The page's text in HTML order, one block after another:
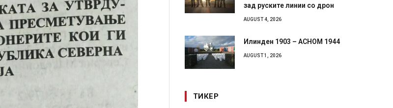
зад руските линии со дрон
AUGUST 4, 2026
Илинден 1903 – АСНОМ 1944
AUGUST 1, 2026
ТИКЕР